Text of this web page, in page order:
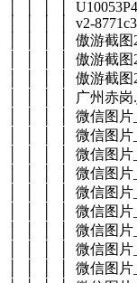
│ │ │ │
│ │ │ │ v2-
│ │ │ │ 傲游截图
│ │ │ │ 傲游截图
│ │ │ │ 傲游截图
│ │ │ │ 广州赤岗
│ │ │ │ 微信图片
│ │ │ │ 微信图片
│ │ │ │ 微信图片
│ │ │ │ 微信图片
│ │ │ │ 微信图片
│ │ │ │ 微信图片
│ │ │ │ 微信图片
│ │ │ │ 微信图片
│ │ │ │ 微信图片